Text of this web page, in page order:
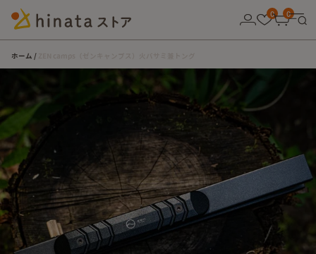
0
0
ホーム